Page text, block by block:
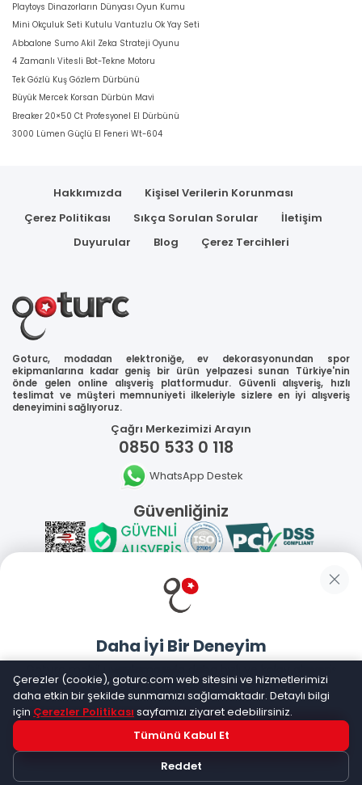
Playtoys Dinazorların Dünyası Oyun Kumu
Mini Okçuluk Seti Kutulu Vantuzlu Ok Yay Seti
Abbalone Sumo Akil Zeka Strateji Oyunu
4 Zamanlı Vitesli Bot-Tekne Motoru
Tek Gözlü Kuş Gözlem Dürbünü
Büyük Mercek Korsan Dürbün Mavi
Breaker 20×50 Ct Profesyonel El Dürbünü
3000 Lümen Güçlü El Feneri Wt-604
Hakkımızda
Kişisel Verilerin Korunması
Çerez Politikası
Sıkça Sorulan Sorular
İletişim
Duyurular
Blog Çerez Tercihleri
Goturc, modadan elektroniğe, ev dekorasyonundan spor
ekipmanlarına kadar geniş bir ürün yelpazesi sunan Türkiye'nin
önde gelen online alışveriş platformudur. Güvenli alışveriş, hızlı
teslimat ve müşteri memnuniyeti ilkeleriyle sizlere en iyi alışveriş
deneyimini sağlıyoruz.
Çağrı Merkezimizi Arayın
0850 533 0 118
WhatsApp Destek
Güvenliğiniz
Sosyal Medya
Mobil Uygulamalarımız
©2026Goturc – Her Zaman Daha İyisi Vardır
Daha İyi Bir Deneyim
Goturc mobil uygulamasıyla daha hızlı ve kolay alışveriş
yapın
Hemen Dene!
Uygulama yüklüyse açılacak, değilseGoogle Play'e
Çerezler (cookie), goturc.com web sitesini ve hizmetlerimizi
daha etkin bir şekilde sunmamızı sağlamaktadır. Detaylı bilgi
için Çerezler Politikası sayfamızı ziyaret edebilirsiniz.
Tümünü Kabul Et
Reddet